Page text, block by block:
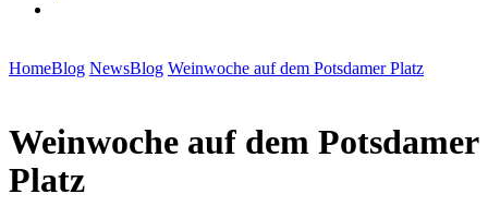
HomeBlog NewsBlog Weinwoche auf dem Potsdamer Platz
Weinwoche auf dem Potsdamer
Platz